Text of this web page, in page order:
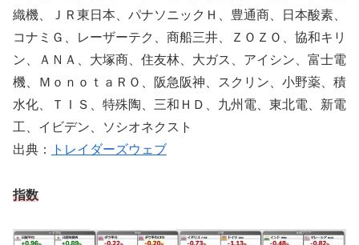
織機、ＪＲ東日本、パナソニックＨ、豊通商、日本酸素、
コナミＧ、レーザーテク、商船三井、ＺＯＺＯ、協和キリ
ン、ＡＮＡ、大塚商、住友林、大ガス、アイシン、富士電
機、ＭｏｎｏｔａＲＯ、阪急阪神、スクリン、小野薬、積
水化、ＴＩＳ、特殊陶、三和ＨＤ、九州電、東北電、新電
工、イビデン、ソシオネクスト
出典：
トレイダーズウェブ
指数